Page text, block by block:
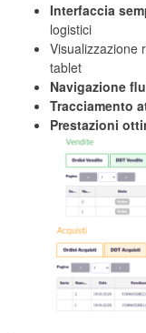
Interfaccia
logistici
Visualizzazione
tablet
Navigazione
Tracciamento
Prestazioni